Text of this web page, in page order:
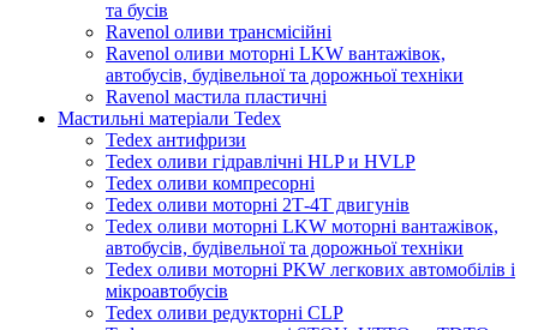
та бусів
Ravenol оливи трансмісійні
Ravenol оливи моторні LKW вантажівок,
автобусів, будівельної та дорожньої техніки
Ravenol мастила пластичні
Мастильні матеріали Tedex
Tedex антифризи
Tedex оливи гідравлічні HLP и HVLP
Tedex оливи компресорні
Tedex оливи моторні 2Т-4Т двигунів
Tedex оливи моторні LKW моторні вантажівок,
автобусів, будівельної та дорожньої техніки
Tedex оливи моторні PKW легкових автомобілів і
мікроавтобусів
Tedex оливи редукторні CLP